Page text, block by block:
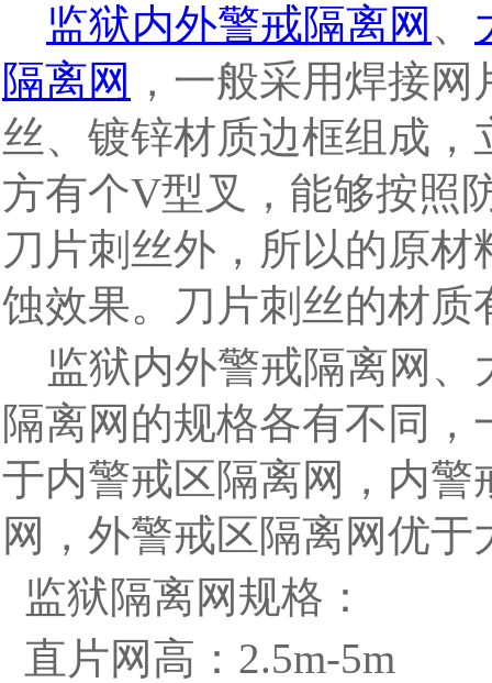
监狱内外警戒隔离网 、
隔离网 ，一般采用焊接
丝、镀锌材质边框组成
方有个V型叉，能够按照
刀片刺丝外，所以的原
蚀效果。刀片刺丝的材
监狱内外警戒隔离网、
隔离网的规格各有不同
于内警戒区隔离网，内
网，外警戒区隔离网优
监狱隔离网规格：
直片网高：2.5m-5m